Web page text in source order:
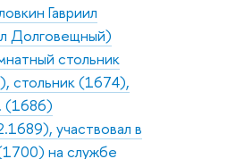
Гавриил
Долговещный)
стольник
стольник (1674),
(1686)
участвовал в
на службе